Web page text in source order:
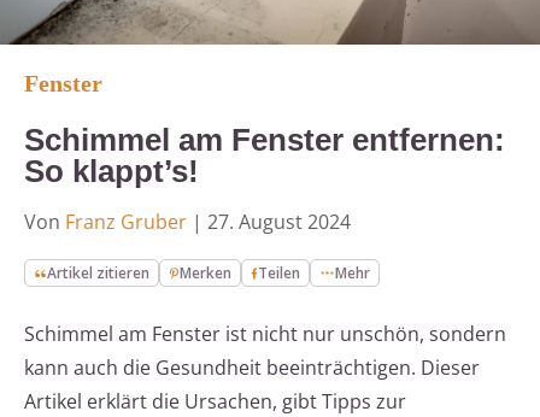
Fenster
Schimmel am Fenster entfernen:
So klappt’s!
Von Franz Gruber | 27. August 2024
Artikel zitieren Merken Teilen Mehr
Schimmel am Fenster ist nicht nur unschön, sondern
kann auch die Gesundheit beeinträchtigen. Dieser
Artikel erklärt die Ursachen, gibt Tipps zur